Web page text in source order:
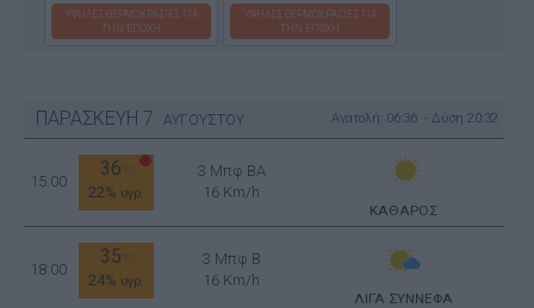
ΥΨΗΛΕΣ ΘΕΡΜΟΚΡΑΣΙΕΣ ΓΙΑ
ΤΗΝ ΕΠΟΧΗ
ΥΨΗΛΕΣ ΘΕΡΜΟΚΡΑΣΙΕΣ ΓΙΑ
ΤΗΝ ΕΠΟΧΗ
ΠΑΡΑΣΚΕΥΗ 7 ΑΥΓΟΥΣΤΟΥ Ανατολή: 06:36 - Δύση 20:32
15:00
36
22% υγρ.
3 Μπφ BA
16 Km/h
ΚΑΘΑΡΟΣ
18:00
35
24% υγρ.
3 Μπφ B
16 Km/h
ΛΙΓΑ ΣΥΝΝΕΦΑ